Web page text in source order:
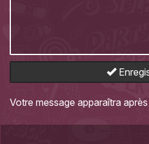
Votre message apparaîtra